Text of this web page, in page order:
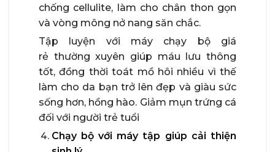
chống cellulite, làm cho chân thon gọn
và vòng mông nở nang săn chắc.
Tập luyện với máy chạy bộ giá
rẻ thường xuyên giúp máu lưu thông
tốt, đồng thời toát mồ hôi nhiều vì thế
làm cho da bạn trở lên đẹp và giàu sức
sống hơn, hồng hào. Giảm mụn trứng cá
đối với người trẻ tuổi
Chạy bộ với máy tập giúp cải thiện